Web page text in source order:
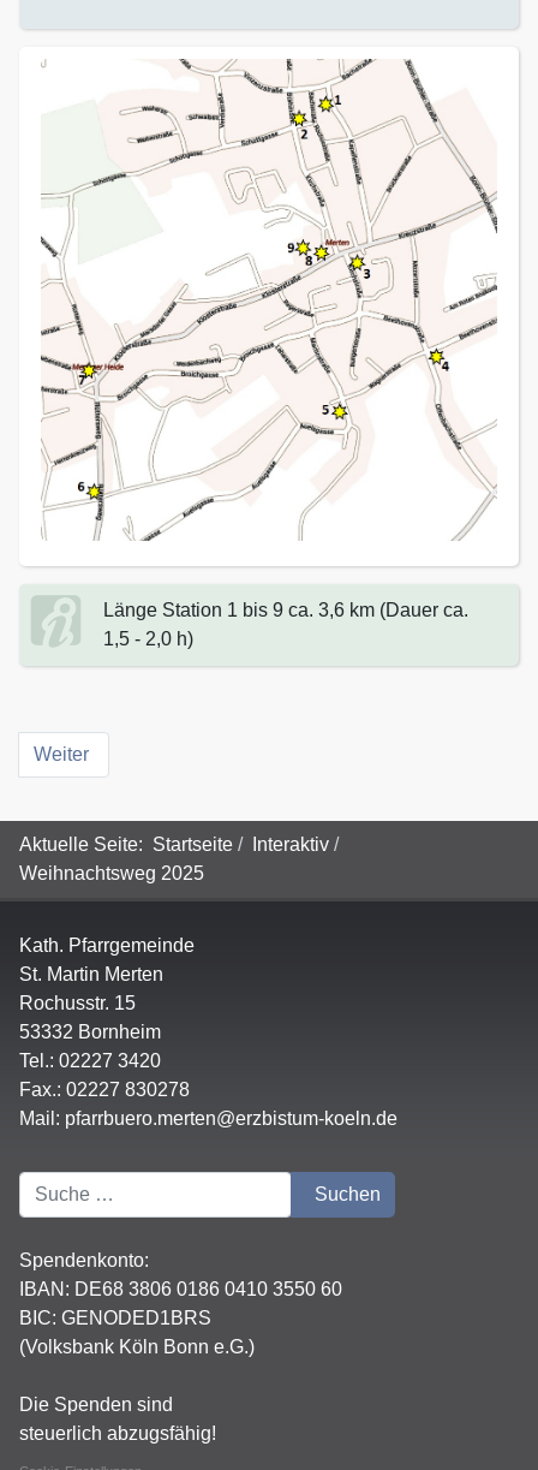
Länge Station 1 bis 9 ca. 3,6 km (Dauer ca.
1,5 - 2,0 h)
Weiter
Aktuelle Seite: Startseite
Interaktiv
Weihnachtsweg 2025
Kath. Pfarrgemeinde
St. Martin Merten
Rochusstr. 15
53332 Bornheim
Tel.: 02227 3420
Fax.: 02227 830278
Mail: pfarrbuero.merten@erzbistum-koeln.de
Suchen Suchen
Spendenkonto:
IBAN: DE68 3806 0186 0410 3550 60
BIC: GENODED1BRS
(Volksbank Köln Bonn e.G.)
Die Spenden sind
steuerlich abzugsfähig!